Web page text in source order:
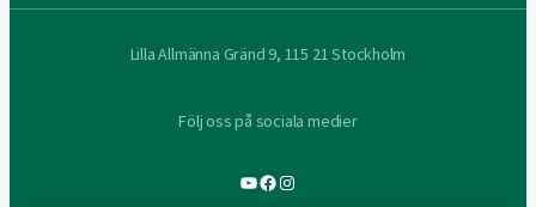
Lilla Allmänna Gränd 9, 115 21 Stockholm
Följ oss på sociala medier
YouTube
Facebook
Instagram